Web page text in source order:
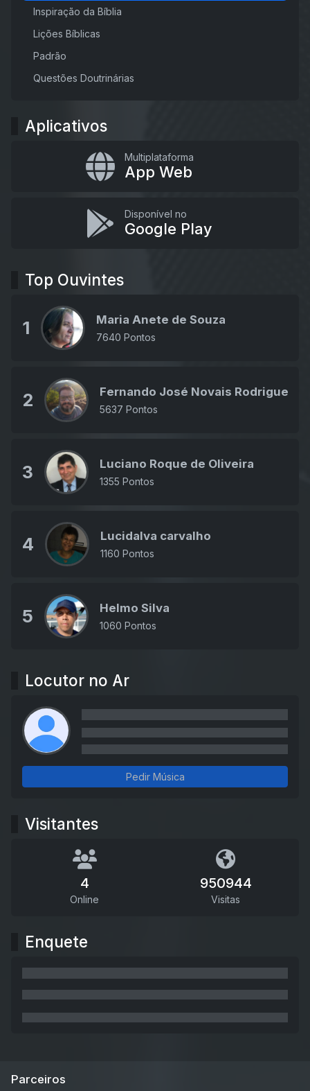
Inspiração da Bíblia
Lições Bíblicas
Padrão
Questões Doutrinárias
Aplicativos
Multiplataforma
App Web
Disponível no
Google Play
Top Ouvintes
1 Maria Anete de Souza
7640 Pontos
2 Fernando José Novais Rodrigues
5637 Pontos
3 Luciano Roque de Oliveira
1355 Pontos
4 Lucidalva carvalho
1160 Pontos
5 Helmo Silva
1060 Pontos
Locutor no Ar
Pedir Música
Visitantes
4
Online
950944
Visitas
Enquete
Parceiros